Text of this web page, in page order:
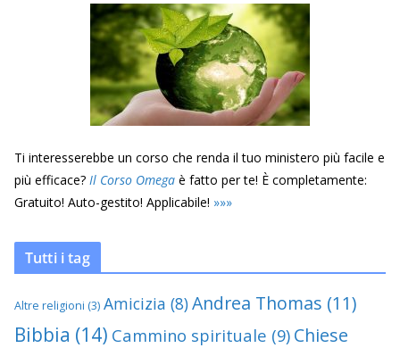
Ti interesserebbe un corso che renda il tuo ministero più facile e
più efficace? Il Corso Omega è fatto per te! È completamente:
Gratuito! Auto-gestito! Applicabile! »»»
Tutti i tag
Altre religioni (3) Amicizia (8)Andrea Thomas (11)
Bibbia (14) Cammino spirituale (9) Chiese